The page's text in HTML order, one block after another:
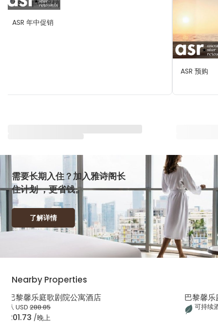
ASR 年中促销
ASR 预购
需要长期入住？加入雅诗阁长
住计划 ，更省钱。
了解详情
Nearby Properties
巴黎馨乐庭歌剧院公寓酒店
从USD 288.85
201.73 /晚上
巴黎馨
可持续